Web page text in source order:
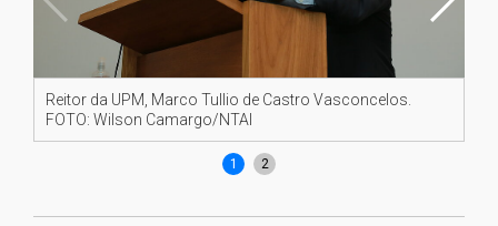
Reitor da UPM, Marco Tullio de Castro Vasconcelos.
FOTO: Wilson Camargo/NTAI
1 2